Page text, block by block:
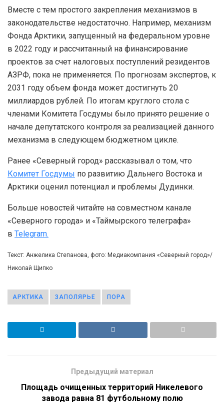
Вместе с тем простого закрепления механизмов в
законодательстве недостаточно. Например, механизм
Фонда Арктики, запущенный на федеральном уровне
в 2022 году и рассчитанный на финансирование
проектов за счет налоговых поступлений резидентов
АЗРФ, пока не применяется. По прогнозам экспертов, к
2031 году объем фонда может достигнуть 20
миллиардов рублей. По итогам круглого стола с
членами Комитета Госдумы было принято решение о
начале депутатского контроля за реализацией данного
механизма в следующем бюджетном цикле.
Ранее «Северный город» рассказывал о том, что
Комитет Госдумы по развитию Дальнего Востока и
Арктики оценил потенциал и проблемы Дудинки.
Больше новостей читайте на совместном канале
«Северного города» и «Таймырского телеграфа»
в Telegram.
Текст: Анжелика Степанова, фото: Медиакомпания «Северный город»/
Николай Щипко
АРКТИКА ЗАПОЛЯРЬЕ ПОРА
Предыдущий материал
Площадь очищенных территорий Никелевого
завода равна 81 футбольному полю